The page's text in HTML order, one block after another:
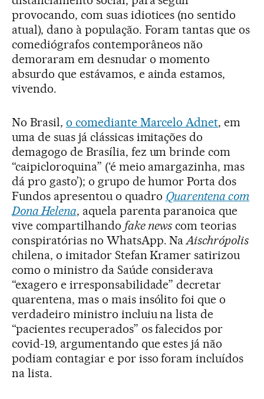
provocando, com suas idiotices (no sentido
atual), dano à população. Foram tantas que os
comediógrafos contemporâneos não
demoraram em desnudar o momento
absurdo que estávamos, e ainda estamos,
vivendo.
No Brasil, o comediante Marcelo Adnet, em
uma de suas já clássicas imitações do
demagogo de Brasília, fez um brinde com
“caipicloroquina” (‘é meio amargazinha, mas
dá pro gasto’); o grupo de humor Porta dos
Fundos apresentou o quadro Quarentena com
Dona Helena, aquela parenta paranoica que
vive compartilhando fake news com teorias
conspiratórias no WhatsApp. NaAischrópolis
chilena, o imitador Stefan Kramer satirizou
como o ministro da Saúde considerava
“exagero e irresponsabilidade” decretar
quarentena, mas o mais insólito foi que o
verdadeiro ministro incluiu na lista de
“pacientes recuperados” os falecidos por
covid-19, argumentando que estes já não
podiam contagiar e por isso foram incluídos
na lista.